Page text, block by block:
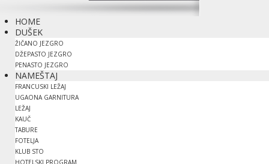
HOME
DUŠEK
ŽIČANO JEZGRO
DŽEPASTO JEZGRO
PENASTO JEZGRO
NAMEŠTAJ
FRANCUSKI LEŽAJ
UGAONA GARNITURA
LEŽAJ
KAUČ
TABURE
FOTELJA
KLUB STO
HOTELSKI PROGRAM